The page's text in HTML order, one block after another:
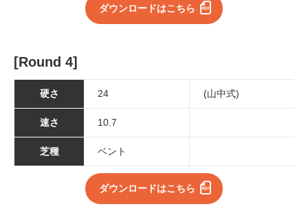
ダウンロードはこちら
[Round 4]
硬さ 24 (山中式)
速さ 10.7
芝種 ベント
ダウンロードはこちら